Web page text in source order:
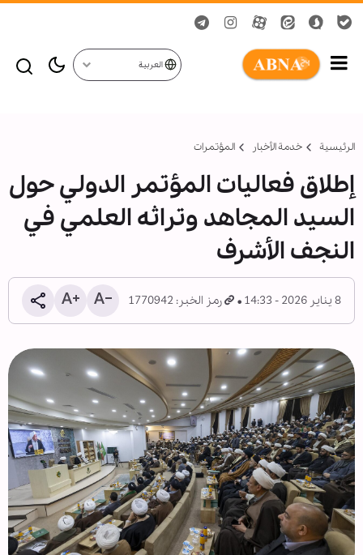
العربية
الرئيسية خدمة الأخبار المؤتمرات
إطلاق فعاليات المؤتمر الدولي حول
السيد المجاهد وتراثه العلمي في
النجف الأشرف
8 يناير 2026 - 14:33 رمز الخبر: 1770942